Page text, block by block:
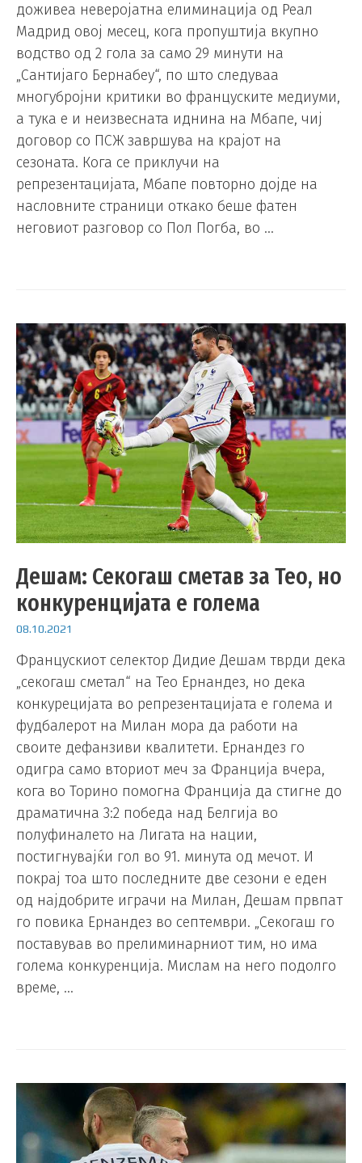
доживеа неверојатна елиминација од Реал
Мадрид овој месец, кога пропуштија вкупно
водство од 2 гола за само 29 минути на
„Сантијаго Бернабеу“, по што следуваа
многубројни критики во француските медиуми,
а тука е и неизвесната иднина на Мбапе, чиј
договор со ПСЖ завршува на крајот на
сезоната. Кога се приклучи на
репрезентацијата, Мбапе повторно дојде на
насловните страници откако беше фатен
неговиот разговор со Пол Погба, во …
Дешам: Секогаш сметав за Тео, но
конкуренцијата е голема
08.10.2021
Францускиот селектор Дидие Дешам тврди дека
„секогаш сметал“ на Тео Ернандез, но дека
конкурецијата во репрезентацијата е голема и
фудбалерот на Милан мора да работи на
своите дефанзиви квалитети. Ернандез го
одигра само вториот меч за Франција вчера,
кога во Торино помогна Франција да стигне до
драматична 3:2 победа над Белгија во
полуфиналето на Лигата на нации,
постигнувајќи гол во 91. минута од мечот. И
покрај тоа што последните две сезони е еден
од најдобрите играчи на Милан, Дешам првпат
го повика Ернандез во септември. „Секогаш го
поставував во прелиминарниот тим, но има
голема конкуренција. Мислам на него подолго
време, …